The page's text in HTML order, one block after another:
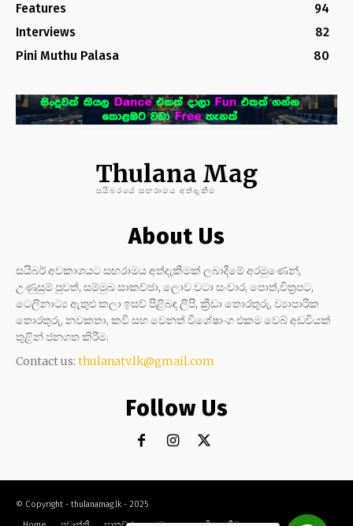
Features
94
Interviews
82
Pini Muthu Palasa
80
Thulana Mag
සයිබරයේ සඟරාමය අත්දැකීම
About Us
සයිබර් අවකාශයට සඟරාමය අත්දැකීමක් ලබාදීමේ අරමුණෙන්,
උණුසුම් පුවත්, සම්මුඛ සාකච්ඡා, ලොව වටා සංචාර, පොත්,චිත්‍රපට,
ටෙලිනාට්‍ය ඇතුළු කලා ඉසව් පිළිබඳ ලිපි, ක්‍රීඩා තොරතුරු, ව්‍යාපාරික
තොරතුරු, නවකතා, කවි සහ වෙනත් විශේෂාංග එකම වෙබ් අඩවියක්
තුළින් ජනගත කිරීම.
Contact us: thulanatv.lk@gmail.com
Follow Us
© Copyright - thulanamag.lk - 2025